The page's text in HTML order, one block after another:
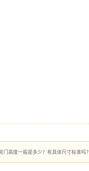
门高度一般是多少？有具体尺寸标准吗？